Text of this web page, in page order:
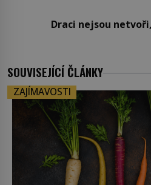
Draci nejsou
SOUVISEJÍCÍ ČLÁNKY
ZAJÍMAVOSTI